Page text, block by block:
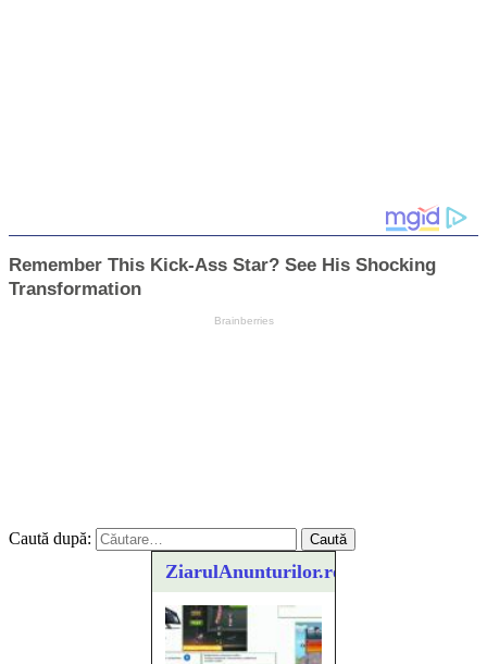
Caută după:
ZiarulAnunturilor.ro